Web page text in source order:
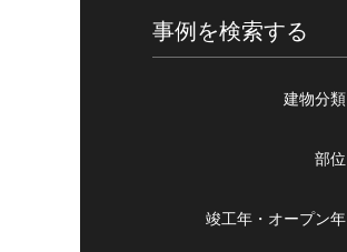
事例を検索する
建物分類
部位
竣工年・ オープン年